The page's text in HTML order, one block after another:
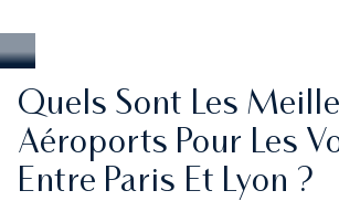
Quels Sont Les
Aéroports Pour Les
Entre Paris Et Lyon ?